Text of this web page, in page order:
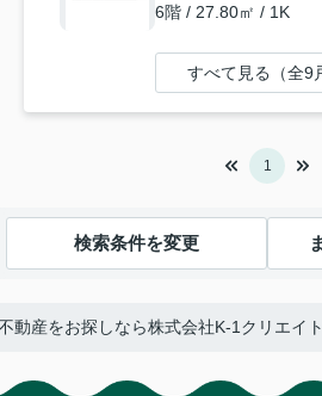
6階 / 27.80㎡ / 1K
すべて見る（全9
1
検索条件を変更
動産をお探しなら株式会社K-1クリエイト